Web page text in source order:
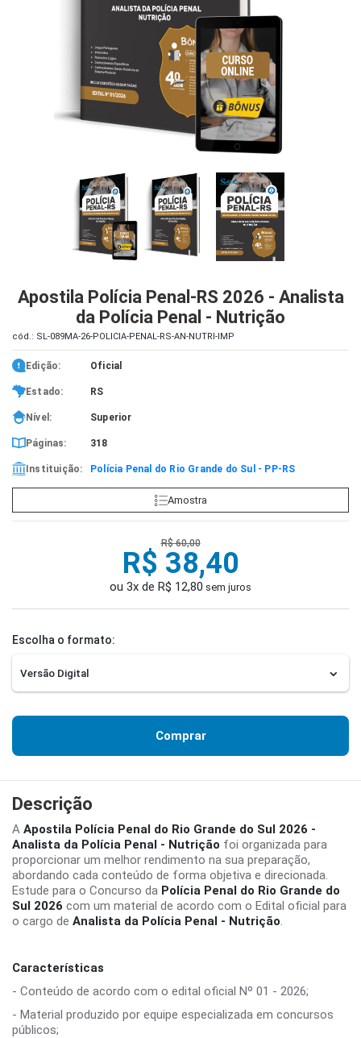
Apostila Polícia Penal-RS 2026 - Analista
da Polícia Penal - Nutrição
cód.: SL-089MA-26-POLICIA-PENAL-RS-AN-NUTRI-IMP
Edição: Oficial
Estado: RS
Nível: Superior
Páginas: 318
Instituição: Polícia Penal do Rio Grande do Sul - PP-RS
Amostra
R$ 60,00
R$ 38,40
ou 3x de R$ 12,80 sem juros
Escolha o formato:
Comprar
Descrição
A Apostila Polícia Penal do Rio Grande do Sul 2026 -
Analista da Polícia Penal - Nutrição foi organizada para
proporcionar um melhor rendimento na sua preparação,
abordando cada conteúdo de forma objetiva e direcionada.
Estude para o Concurso da Polícia Penal do Rio Grande do
Sul 2026 com um material de acordo com o Edital oficial para
o cargo de Analista da Polícia Penal - Nutrição.
Características
- Conteúdo de acordo com o edital oficial Nº 01 - 2026;
- Material produzido por equipe especializada em concursos
públicos;